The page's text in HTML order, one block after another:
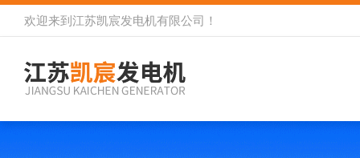
欢迎来到 江苏凯宸发电机有限公司 ！